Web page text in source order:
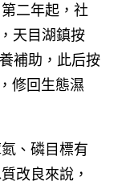
二年起，社
天目湖鎮按
補助，此后按
修回生態濕
、磷目標有
改良來說，